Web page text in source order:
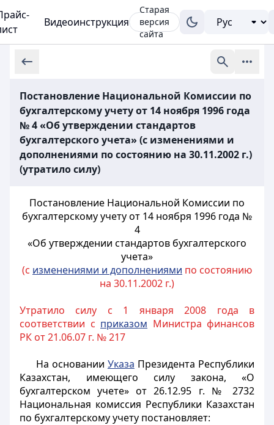
Видеоинструкция
Старая
версия
сайта
Постановление Национальной Комиссии по
бухгалтерскому учету от 14 ноября 1996 года
№ 4 «Об утверждении стандартов
бухгалтерского учета» (с изменениями и
дополнениями по состоянию на 30.11.2002 г.)
(утратило силу)
Постановление Национальной Комиссии по
бухгалтерскому учету от 14 ноября 1996 года №
4
«Об утверждении стандартов бухгалтерского
учета»
(с изменениями и дополнениями по состоянию
на 30.11.2002 г.)
Утратило силу с 1 января 2008 года в
соответствии с приказом Министра финансов
РК от 21.06.07 г. № 217
На основании Указа Президента Республики
Казахстан, имеющего силу закона, «О
бухгалтерском учете» от 26.12.95 г. № 2732
Национальная комиссия Республики Казахстан
по бухгалтерскому учету постановляет: